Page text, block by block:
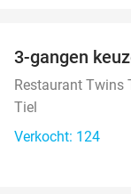
3-gangen
Restaurant Twins
Tiel
Verkocht: 124